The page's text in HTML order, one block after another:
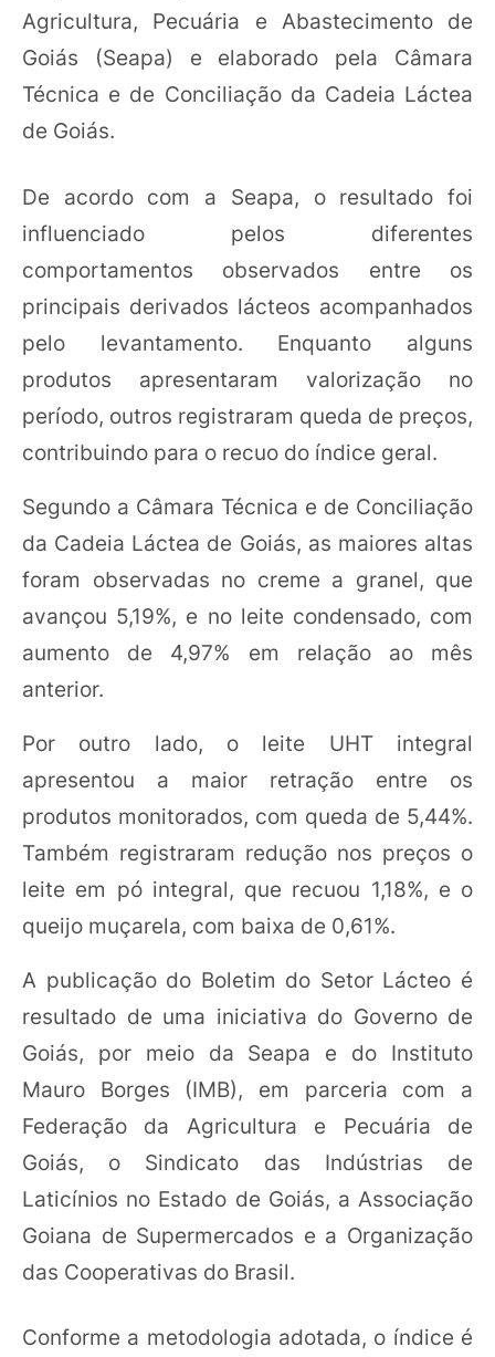
Agricultura, Pecuária e Abastecimento de
Goiás (Seapa) e elaborado pela Câmara
Técnica e de Conciliação da Cadeia Láctea
de Goiás.
De acordo com a Seapa, o resultado foi
influenciado pelos diferentes
comportamentos observados entre os
principais derivados lácteos acompanhados
pelo levantamento. Enquanto alguns
produtos apresentaram valorização no
período, outros registraram queda de preços,
contribuindo para o recuo do índice geral.
Segundo a Câmara Técnica e de Conciliação
da Cadeia Láctea de Goiás, as maiores altas
foram observadas no creme a granel, que
avançou 5,19%, e no leite condensado, com
aumento de 4,97% em relação ao mês
anterior.
Por outro lado, o leite UHT integral
apresentou a maior retração entre os
produtos monitorados, com queda de 5,44%.
Também registraram redução nos preços o
leite em pó integral, que recuou 1,18%, e o
queijo muçarela, com baixa de 0,61%.
A publicação do Boletim do Setor Lácteo é
resultado de uma iniciativa do Governo de
Goiás, por meio da Seapa e do Instituto
Mauro Borges (IMB), em parceria com a
Federação da Agricultura e Pecuária de
Goiás, o Sindicato das Indústrias de
Laticínios no Estado de Goiás, a Associação
Goiana de Supermercados e a Organização
das Cooperativas do Brasil.
Conforme a metodologia adotada, o índice é